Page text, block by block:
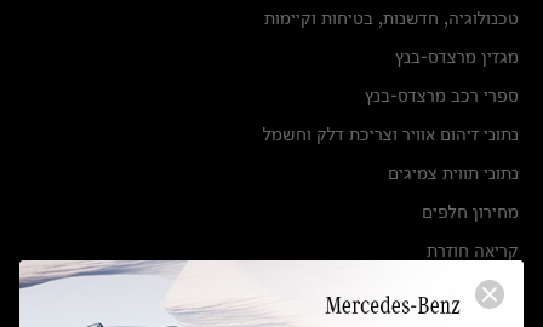
טכנולוגיה, חדשנות, בטיחות וקיימות
מגזין מרצדס-בנץ
ספרי רכב מרצדס-בנץ
נתוני זיהום אוויר וצריכת דלק וחשמל
נתוני תווית צמיגים
מחירון חלפים
קריאה חוזרת
הודעה על הטבות לרכבי מרצדס בהסדר פשרה בתצ 56447-02-19